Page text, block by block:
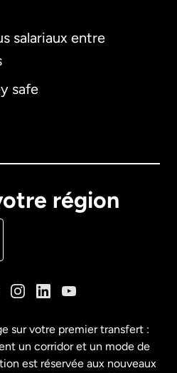
salariaux entre
safe
région
sur votre premier transfert :
un corridor et un mode de
est réservée aux nouveaux